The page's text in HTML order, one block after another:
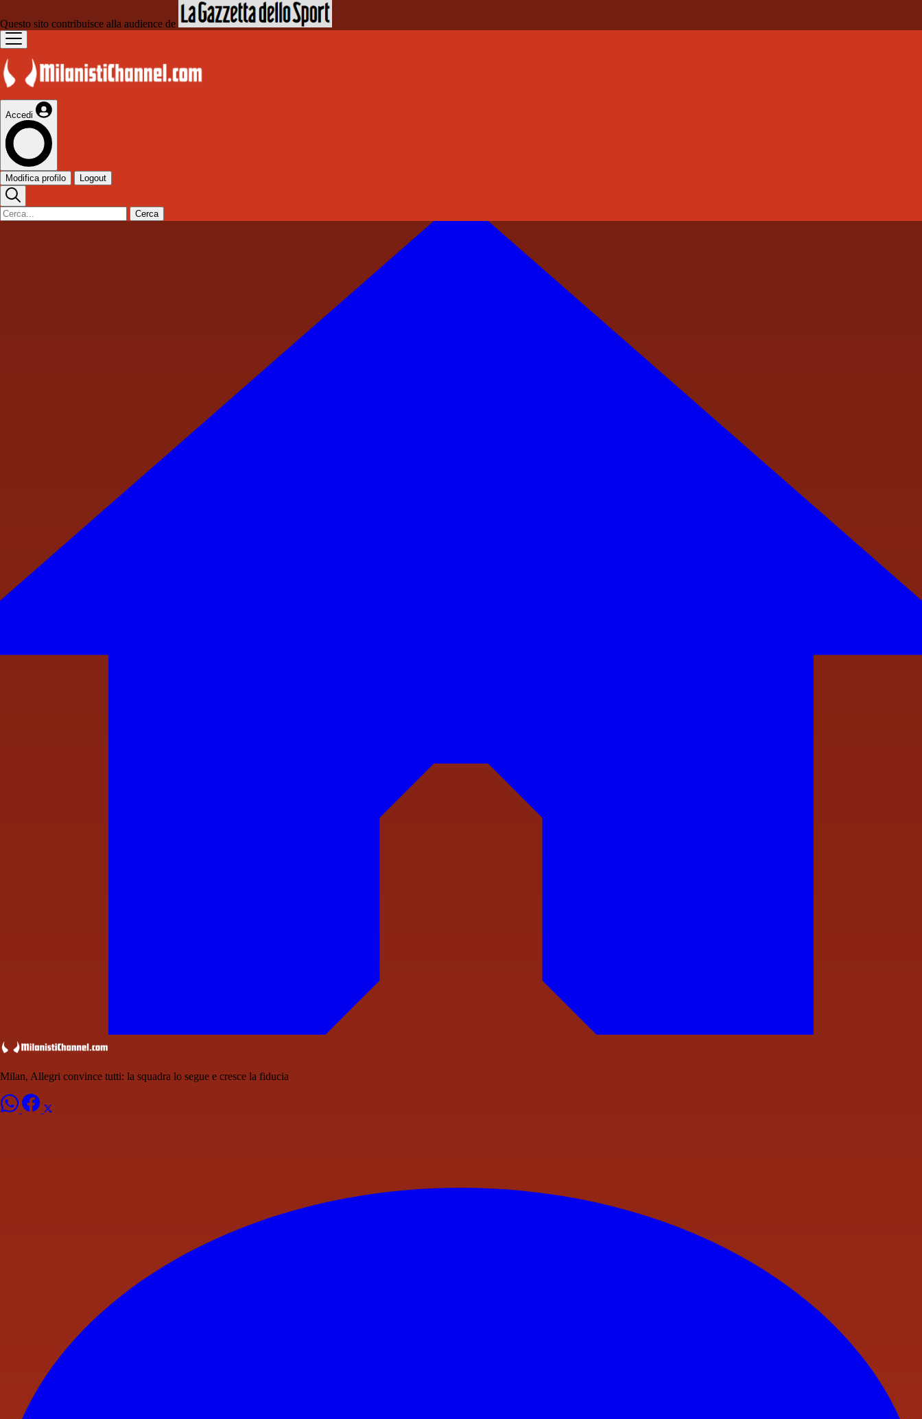
Questo sito contribuisce alla audience de
Accedi
Modifica profilo Logout
Cerca
Milan, Allegri convince tutti: la squadra lo segue e cresce la fiducia